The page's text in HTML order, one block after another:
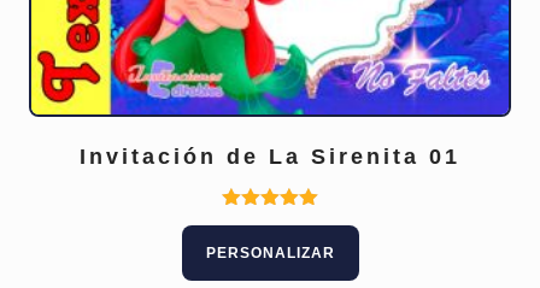
Invitación de La Sirenita 01
Valorado
5.00
de 5
PERSONALIZAR